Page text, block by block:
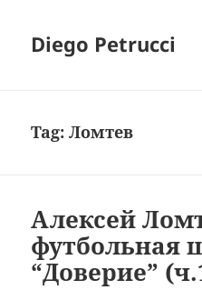
Diego Petrucci
Tag:Ломтев
Алексей
футбольная
“Доверие”